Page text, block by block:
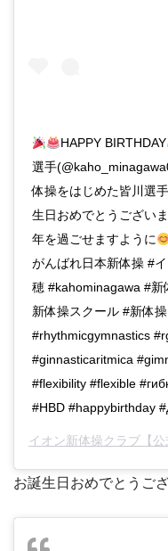
HAPPY BIRTHDAY
選手
体操をはじめた皆川選
生日おめでとうございま
年を過ごせますように
がんばれ日本新体操 #
穂 #kahominagawa #新
新体操スクール #新体
#rhythmicgymnastics
#ginnasticaritmica
#flexibility #flexible
#HBD #happybirthday
イオン新体操クラブ【公
お誕生日おめでとうご